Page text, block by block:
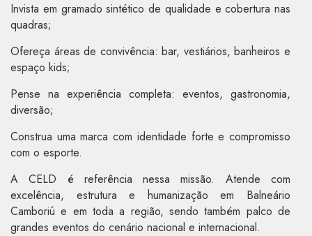
Invista em gramado sintético de qualidade e cobertura nas
quadras;
Ofereça áreas de convivência: bar, vestiários, banheiros e
espaço kids;
Pense na experiência completa: eventos, gastronomia,
diversão;
Construa uma marca com identidade forte e compromisso
com o esporte.
A CELD é referência nessa missão. Atende com
excelência, estrutura e humanização em Balneário
Camboriú e em toda a região, sendo também palco de
grandes eventos do cenário nacional e internacional.